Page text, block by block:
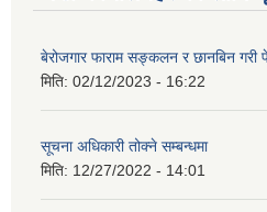
बेरोजगार फाराम सङ्कलन र छानबिन गरी
मिति: 02/12/2023 - 16:22
सूचना अधिकारी तोक्ने सम्बन्धमा
मिति: 12/27/2022 - 14:01